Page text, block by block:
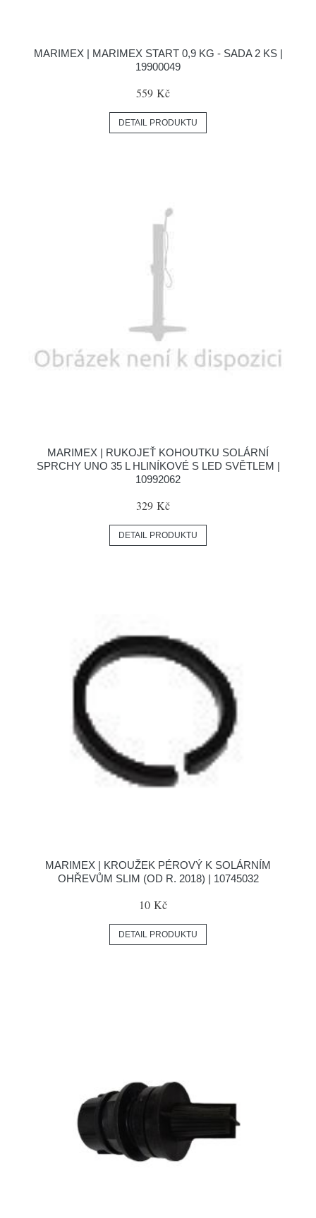
MARIMEX | MARIMEX START 0,9 KG - SADA 2 KS |
19900049
559 Kč
DETAIL PRODUKTU
MARIMEX | RUKOJEŤ KOHOUTKU SOLÁRNÍ
SPRCHY UNO 35 L HLINÍKOVÉ S LED SVĚTLEM |
10992062
329 Kč
DETAIL PRODUKTU
MARIMEX | KROUŽEK PÉROVÝ K SOLÁRNÍM
OHŘEVŮM SLIM (OD R. 2018) | 10745032
10 Kč
DETAIL PRODUKTU